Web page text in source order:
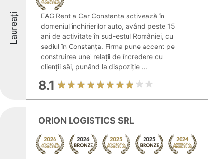
Laureați
EAG Rent a Car Constanta activează în
domeniul închirierilor auto, având peste 15
ani de activitate în sud-estul României, cu
sediul în Constanța. Firma pune accent pe
construirea unei relații de încredere cu
clienții săi, punând la dispoziție ...
8.1
ORION LOGISTICS SRL